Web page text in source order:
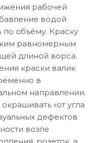
рабочей
водой
по объёму. Краску
равномерным
длиной ворса.
краски валик
в
направлении.
«от угла
дефектов
возле